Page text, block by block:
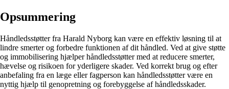
Opsummering
Håndledsstøtter fra Harald Nyborg kan være en effektiv løsning til at
lindre smerter og forbedre funktionen af dit håndled. Ved at give støtte
og immobilisering hjælper håndledsstøtter med at reducere smerter,
hævelse og risikoen for yderligere skader. Ved korrekt brug og efter
anbefaling fra en læge eller fagperson kan håndledsstøtter være en
nyttig hjælp til genopretning og forebyggelse af håndledsskader.